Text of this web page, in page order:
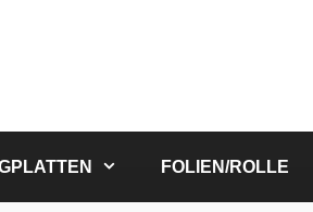
FOLIEN/ROLLE